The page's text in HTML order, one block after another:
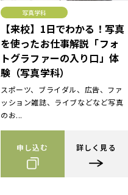
写真学科
【来校】1日でわかる！写真
を使ったお仕事解説「フォ
トグラファーの入り口」体
験（写真学科）
スポーツ、ブライダル、広告、ファ
ッション雑誌、ライブなどなど写真
のお...
申し込む 詳しく見る